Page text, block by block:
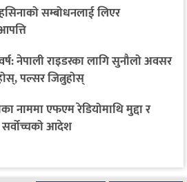
सम्बोधनलाई लिएर
नेपाली राइडरका लागि सुनौलो अवसर
पल्सर जित्नुहोस्
नाममा एफएम रेडियोमाथि मुद्दा र
आदेश